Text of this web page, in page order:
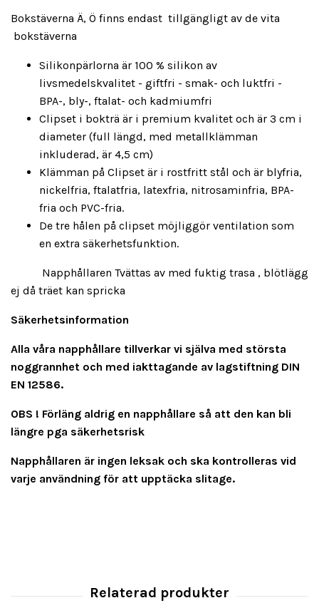
Bokstäverna Ä, Ö finns endast tillgängligt av de vita
bokstäverna
Silikonpärlorna är 100 % silikon av
livsmedelskvalitet - giftfri - smak- och luktfri -
BPA-, bly-, ftalat- och kadmiumfri
Clipset i bokträ är i premium kvalitet och är 3 cm i
diameter (full längd, med metallklämman
inkluderad, är 4,5 cm)
Klämman på Clipset är i rostfritt stål och är blyfria,
nickelfria, ftalatfria, latexfria, nitrosaminfria, BPA-
fria och PVC-fria.
De tre hålen på clipset möjliggör ventilation som
en extra säkerhetsfunktion.
Napphållaren Tvättas av med fuktig trasa , blötlägg
ej då träet kan spricka
Säkerhetsinformation
Alla våra napphållare tillverkar vi själva med största
noggrannhet och med iakttagande av lagstiftning DIN
EN 12586.
OBS ! Förläng aldrig en napphållare så att den kan bli
längre pga säkerhetsrisk
Napphållaren är ingen leksak och ska kontrolleras vid
varje användning för att upptäcka slitage.